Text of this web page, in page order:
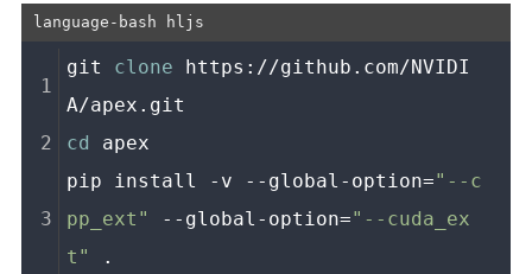
git clone https://github.com/NVIDI
A/apex.git
cd
apex
pip install -v --global-option="--c
pp_ext"
--global-option="--cuda_ex
t"
.